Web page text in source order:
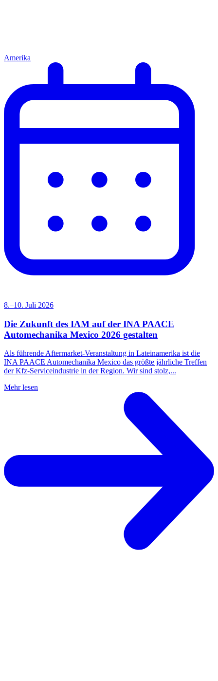
Amerika
8.–10. Juli 2026
Die Zukunft des IAM auf der INA PAACE
Automechanika Mexico 2026 gestalten
Als führende Aftermarket-Veranstaltung in Lateinamerika ist die
INA PAACE Automechanika Mexico das größte jährliche Treffen
der Kfz-Serviceindustrie in der Region. Wir sind stolz,...
Mehr lesen